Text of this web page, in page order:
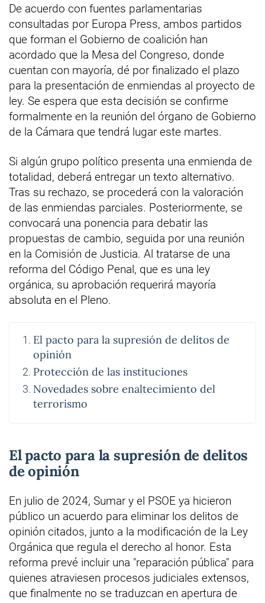
De acuerdo con fuentes parlamentarias
consultadas por Europa Press, ambos partidos
que forman el Gobierno de coalición han
acordado que la Mesa del Congreso, donde
cuentan con mayoría, dé por finalizado el plazo
para la presentación de enmiendas al proyecto de
ley. Se espera que esta decisión se confirme
formalmente en la reunión del órgano de Gobierno
de la Cámara que tendrá lugar este martes.
Si algún grupo político presenta una enmienda de
totalidad, deberá entregar un texto alternativo.
Tras su rechazo, se procederá con la valoración
de las enmiendas parciales. Posteriormente, se
convocará una ponencia para debatir las
propuestas de cambio, seguida por una reunión
en la Comisión de Justicia. Al tratarse de una
reforma del Código Penal, que es una ley
orgánica, su aprobación requerirá mayoría
absoluta en el Pleno.
El pacto para la supresión de delitos de
opinión
Protección de las instituciones
Novedades sobre enaltecimiento del
terrorismo
El pacto para la supresión de delitos
de opinión
En julio de 2024, Sumar y el PSOE ya hicieron
público un acuerdo para eliminar los delitos de
opinión citados, junto a la modificación de la Ley
Orgánica que regula el derecho al honor. Esta
reforma prevé incluir una "reparación pública" para
quienes atraviesen procesos judiciales extensos,
que finalmente no se traduzcan en apertura de